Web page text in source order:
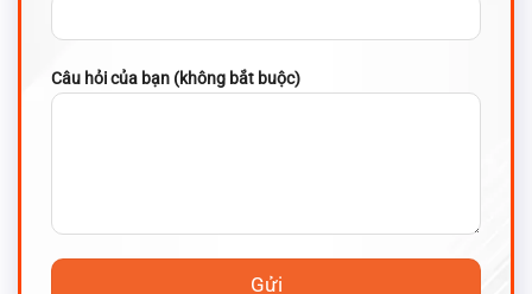
Câu hỏi của bạn (không bắt buộc)